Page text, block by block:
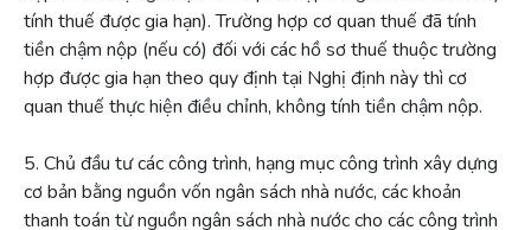
tính thuế được gia hạn). Trường hợp cơ quan thuế đã tính
tiền chậm nộp (nếu có) đối với các hồ sơ thuế thuộc trường
hợp được gia hạn theo quy định tại Nghị định này thì cơ
quan thuế thực hiện điều chỉnh, không tính tiền chậm nộp.
5. Chủ đầu tư các công trình, hạng mục công trình xây dựng
cơ bản bằng nguồn vốn ngân sách nhà nước, các khoản
thanh toán từ nguồn ngân sách nhà nước cho các công trình